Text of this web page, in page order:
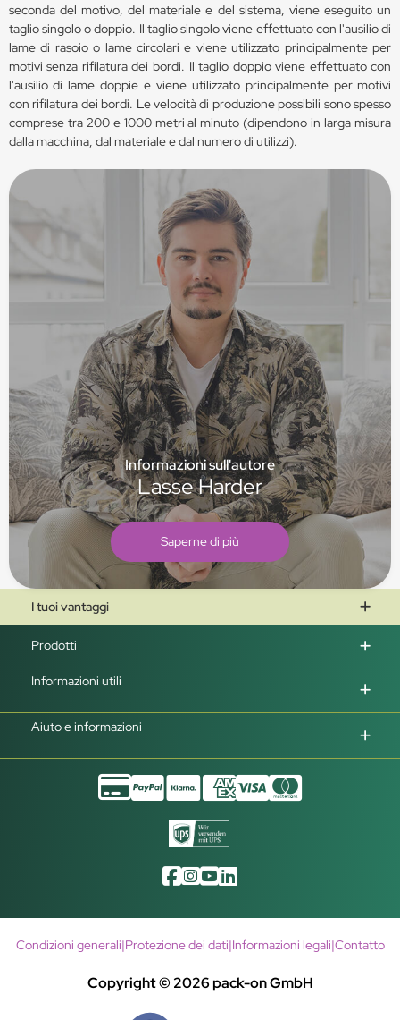
seconda del motivo, del materiale e del sistema, viene eseguito un
taglio singolo o doppio. Il taglio singolo viene effettuato con l'ausilio di
lame di rasoio o lame circolari e viene utilizzato principalmente per
motivi senza rifilatura dei bordi. Il taglio doppio viene effettuato con
l'ausilio di lame doppie e viene utilizzato principalmente per motivi
con rifilatura dei bordi. Le velocità di produzione possibili sono spesso
comprese tra 200 e 1000 metri al minuto (dipendono in larga misura
dalla macchina, dal materiale e dal numero di utilizzi).
Informazioni sull'autore
Lasse Harder
Saperne di più
I tuoi vantaggi
Prodotti
Informazioni utili
Aiuto e informazioni
Copyright © 2026 pack-on GmbH
Condizioni generali|Protezione dei dati|Informazioni legali|Contatto